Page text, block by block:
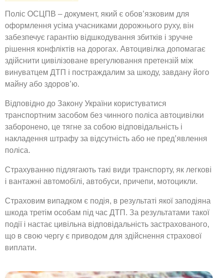
Поліс ОСЦПВ – документ, який є обов’язковим для
оформлення усіма учасниками дорожнього руху, він
забезпечує гарантію відшкодування збитків і зручне
рішення конфліктів на дорогах. Автоцивілка допомагає
здійснити цивілізоване врегулювання претензій між
винуватцем ДТП і постраждалим за шкоду, завдану його
майну або здоров’ю.
Відповідно до Закону України користуватися
транспортним засобом без чинного поліса автоцивілки
заборонено, це тягне за собою відповідальність і
накладення штрафу за відсутність або не пред’явлення
поліса.
Страхуванню підлягають такі види транспорту, як легкові
і вантажні автомобілі, автобуси, причепи, мотоцикли.
Страховим випадком є ​​подія, в результаті якої заподіяна
шкода третім особам під час ДТП. За результатами такої
події і настає цивільна відповідальність застрахованого,
що в свою чергу є приводом для здійснення страхової
виплати.